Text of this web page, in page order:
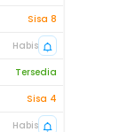
Sisa 8
Habis
Tersedia
Sisa 4
Habis